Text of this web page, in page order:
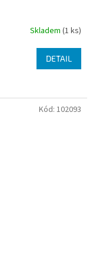
Skladem (1 ks)
DETAIL
Kód: 102093